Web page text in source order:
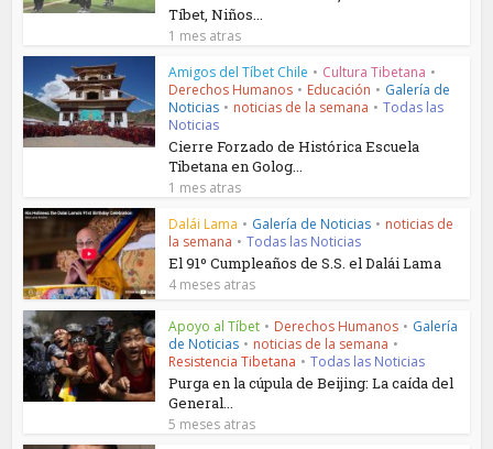
Tíbet, Niños...
1 mes atras
Amigos del Tíbet Chile • Cultura Tibetana •
Derechos Humanos • Educación • Galería de
Noticias • noticias de la semana • Todas las
Noticias
Cierre Forzado de Histórica Escuela
Tibetana en Golog...
1 mes atras
Dalái Lama • Galería de Noticias • noticias de
la semana • Todas las Noticias
El 91º Cumpleaños de S.S. el Dalái Lama
4 meses atras
Apoyo al Tíbet • Derechos Humanos • Galería
de Noticias • noticias de la semana •
Resistencia Tibetana • Todas las Noticias
Purga en la cúpula de Beijing: La caída del
General...
5 meses atras